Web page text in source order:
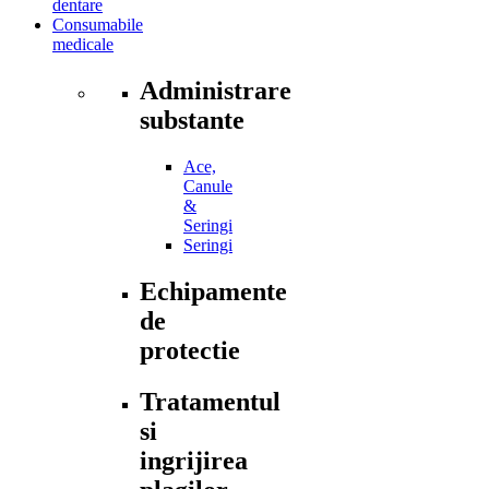
dentare
Consumabile
medicale
Administrare
substante
Ace,
Canule
&
Seringi
Seringi
Echipamente
de
protectie
Tratamentul
si
ingrijirea